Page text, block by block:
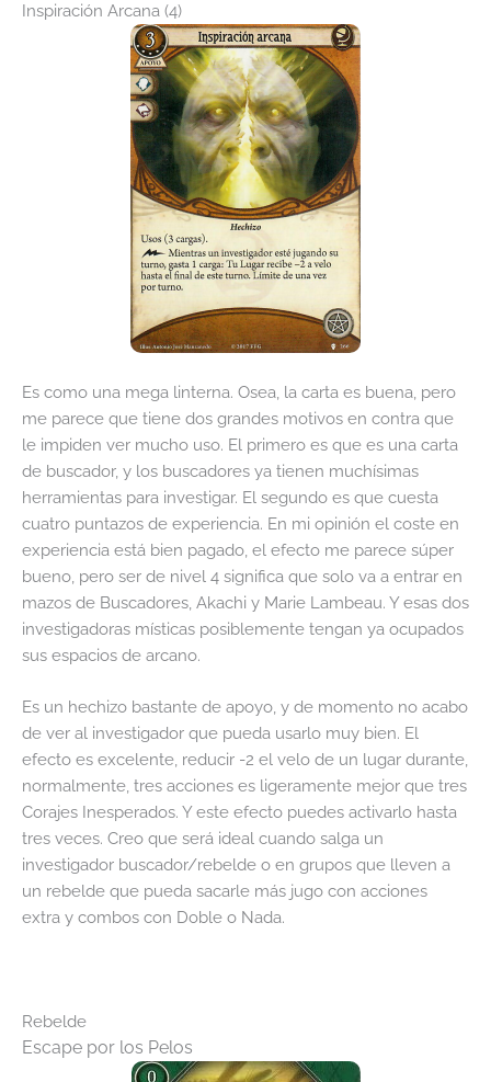
Inspiración Arcana (4)
Es como una mega linterna. Osea, la carta es buena, pero
me parece que tiene dos grandes motivos en contra que
le impiden ver mucho uso. El primero es que es una carta
de buscador, y los buscadores ya tienen muchísimas
herramientas para investigar. El segundo es que cuesta
cuatro puntazos de experiencia. En mi opinión el coste en
experiencia está bien pagado, el efecto me parece súper
bueno, pero ser de nivel 4 significa que solo va a entrar en
mazos de Buscadores, Akachi y Marie Lambeau. Y esas dos
investigadoras místicas posiblemente tengan ya ocupados
sus espacios de arcano.
Es un hechizo bastante de apoyo, y de momento no acabo
de ver al investigador que pueda usarlo muy bien. El
efecto es excelente, reducir -2 el velo de un lugar durante,
normalmente, tres acciones es ligeramente mejor que tres
Corajes Inesperados. Y este efecto puedes activarlo hasta
tres veces. Creo que será ideal cuando salga un
investigador buscador/rebelde o en grupos que lleven a
un rebelde que pueda sacarle más jugo con acciones
extra y combos con Doble o Nada.
Rebelde
Escape por los Pelos